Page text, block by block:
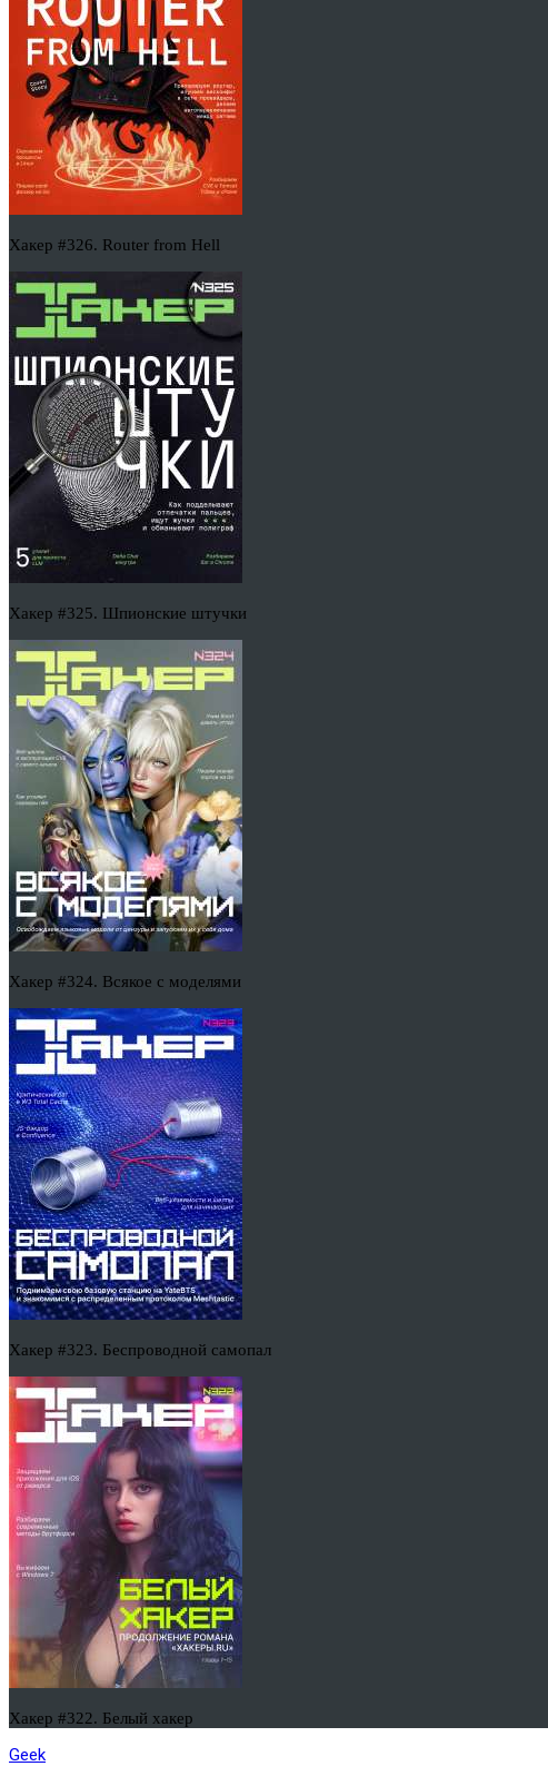
Хакер #326. Router from Hell
Хакер #325. Шпионские штучки
Хакер #324. Всякое с моделями
Хакер #323. Беспроводной самопал
Хакер #322. Белый хакер
Geek